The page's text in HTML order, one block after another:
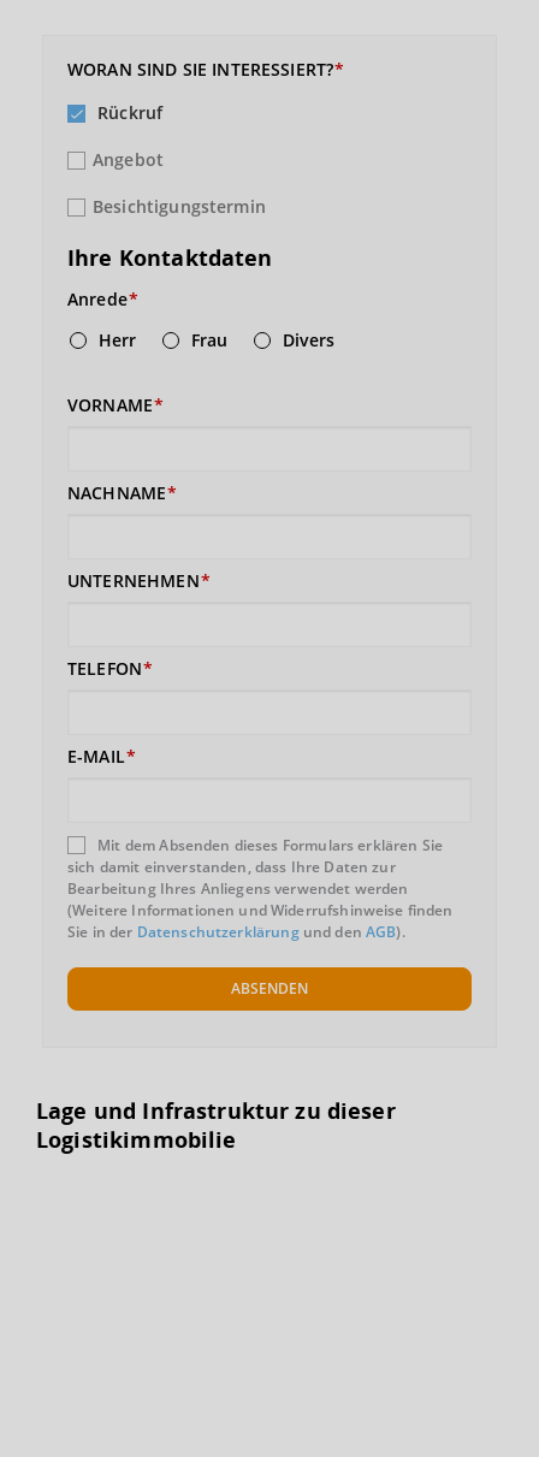
WORAN SIND SIE INTERESSIERT?
Rückruf
Angebot
Besichtigungstermin
Ihre Kontaktdaten
Anrede
Herr
Frau Divers
VORNAME
NACHNAME
UNTERNEHMEN
TELEFON
E-MAIL
Mit dem Absenden dieses Formulars erklären Sie
sich damit einverstanden, dass Ihre Daten zur
Bearbeitung Ihres Anliegens verwendet werden
(Weitere Informationen und Widerrufshinweise finden
Sie in der Datenschutzerklärungund denAGB).
ABSENDEN
Lage und Infrastruktur zu dieser
Logistikimmobilie